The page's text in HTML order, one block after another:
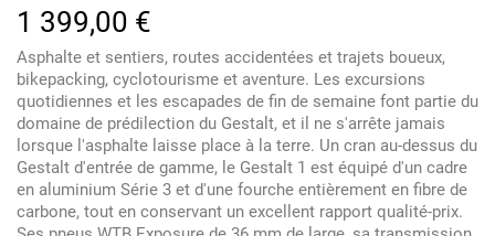
1 399,00 €
Asphalte et sentiers, routes accidentées et trajets boueux,
bikepacking, cyclotourisme et aventure. Les excursions
quotidiennes et les escapades de fin de semaine font partie du
domaine de prédilection du Gestalt, et il ne s'arrête jamais
lorsque l'asphalte laisse place à la terre. Un cran au-dessus du
Gestalt d'entrée de gamme, le Gestalt 1 est équipé d'un cadre
en aluminium Série 3 et d'une fourche entièrement en fibre de
carbone, tout en conservant un excellent rapport qualité-prix.